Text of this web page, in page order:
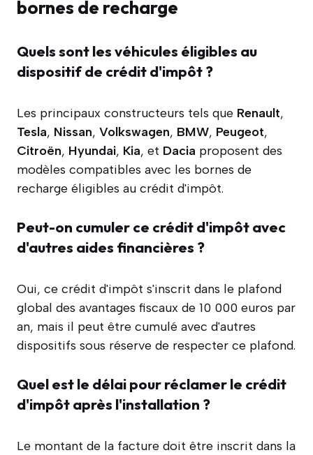
bornes de recharge
Quels sont les véhicules éligibles au
dispositif de crédit d'impôt ?
Les principaux constructeurs tels que Renault,
Tesla, Nissan, Volkswagen, BMW, Peugeot,
Citroën, Hyundai, Kia, et Dacia proposent des
modèles compatibles avec les bornes de
recharge éligibles au crédit d'impôt.
Peut-on cumuler ce crédit d'impôt avec
d'autres aides financières ?
Oui, ce crédit d'impôt s'inscrit dans le plafond
global des avantages fiscaux de 10 000 euros par
an, mais il peut être cumulé avec d'autres
dispositifs sous réserve de respecter ce plafond.
Quel est le délai pour réclamer le crédit
d'impôt après l'installation ?
Le montant de la facture doit être inscrit dans la